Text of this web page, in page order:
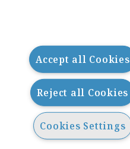
Accept all Cookies
Reject all Cookies
Cookies Settings